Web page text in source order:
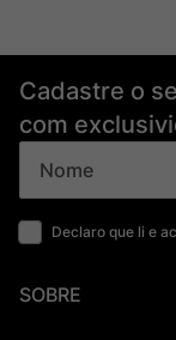
Cadastre o
com
Declaro que li e
SOBRE